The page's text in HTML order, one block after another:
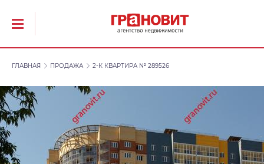
ГЛАВНАЯ ПРОДАЖА 2-К КВАРТИРА № 289526